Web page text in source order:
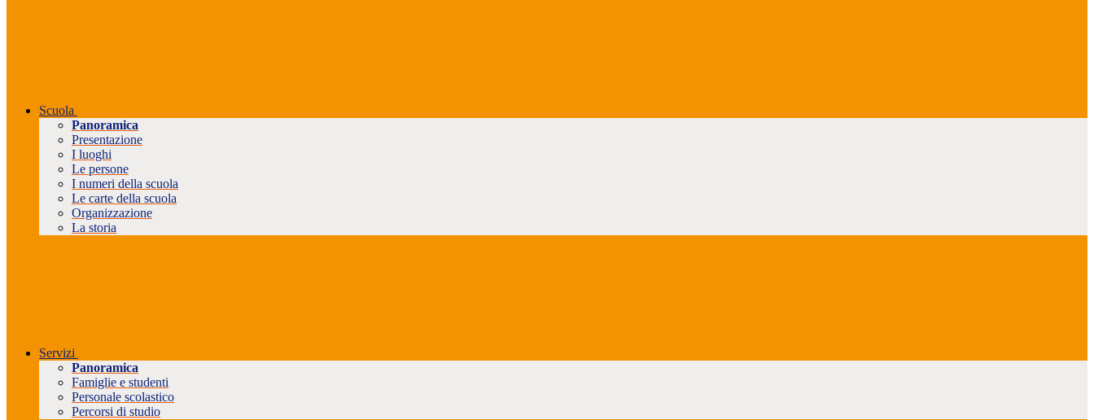
Scuola
Panoramica
Presentazione
I luoghi
Le persone
I numeri della scuola
Le carte della scuola
Organizzazione
La storia
Servizi
Panoramica
Famiglie e studenti
Personale scolastico
Percorsi di studio